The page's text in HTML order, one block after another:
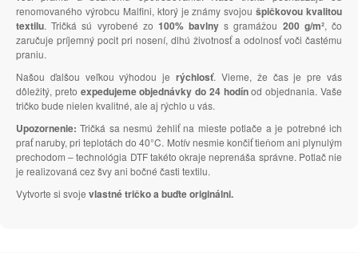
renomovaného výrobcu Malfini, ktorý je známy svojoušpičkovou kvalitou
textilu. Tričká sú vyrobené zo 100% bavlny s gramážou 200 g/m², čo
zaručuje príjemný pocit pri nosení, dlhú životnosť a odolnosť voči častému
praniu.
Našou ďalšou veľkou výhodou jerýchlosť. Vieme, že čas je pre vás
dôležitý, preto expedujeme objednávky do 24 hodínod objednania. Vaše
tričko bude nielen kvalitné, ale aj rýchlo u vás.
Upozornenie: Tričká sa nesmú žehliť na mieste potlače a je potrebné ich
prať naruby, pri teplotách do 40°C. Motív nesmie končiť tieňom ani plynulým
prechodom – technológia DTF takéto okraje neprenáša správne. Potlač nie
je realizovaná cez švy ani bočné časti textilu.
Vytvorte si svoje vlastné tričko a buďte originálni.